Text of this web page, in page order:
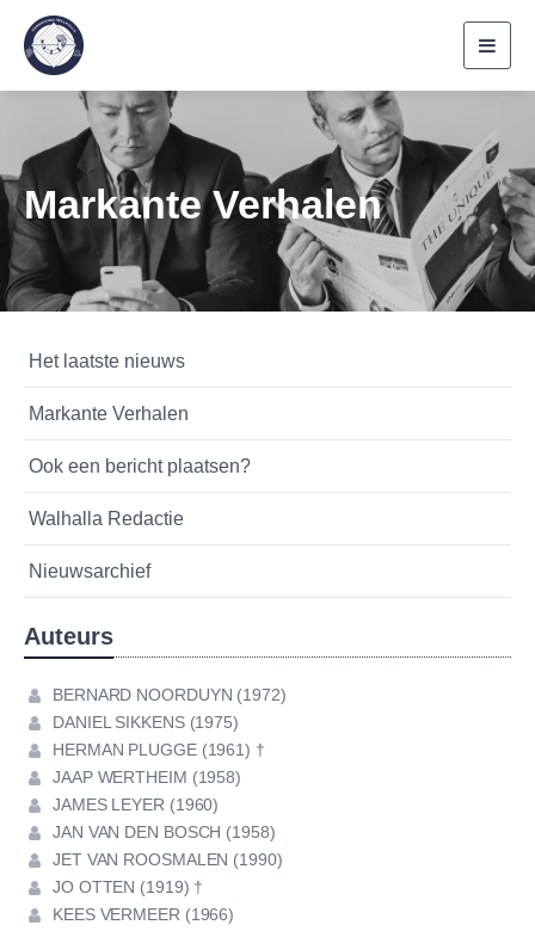
Markante Verhalen
Het laatste nieuws
Markante Verhalen
Ook een bericht plaatsen?
Walhalla Redactie
Nieuwsarchief
Auteurs
BERNARD NOORDUYN (1972)
DANIEL SIKKENS (1975)
HERMAN PLUGGE (1961) †
JAAP WERTHEIM (1958)
JAMES LEYER (1960)
JAN VAN DEN BOSCH (1958)
JET VAN ROOSMALEN (1990)
JO OTTEN (1919) †
KEES VERMEER (1966)